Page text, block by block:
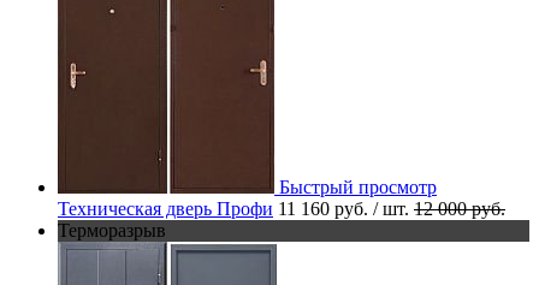
Быстрый просмотр
Техническая дверь Профи 11 160 руб. / шт. 12 000 руб.
Терморазрыв